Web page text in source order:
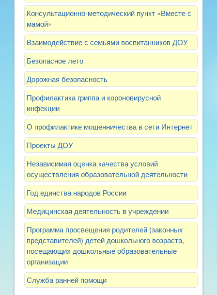
Консультационно-методический пункт «Вместе с
мамой»
Взаимодействие с семьями воспитанников ДОУ
Безопасное лето
Дорожная безопасность
Профилактика гриппа и короновирусной
инфекции
О профилактике мошенничества в сети Интернет
Проекты ДОУ
Независимая оценка качества условий
осуществления образовательной деятельности
Год единства народов России
Медицинская деятельность в учреждении
Программа просвещения родителей (законных
представителей) детей дошкольного возраста,
посещающих дошкольные образовательные
организации
Служба ранней помощи